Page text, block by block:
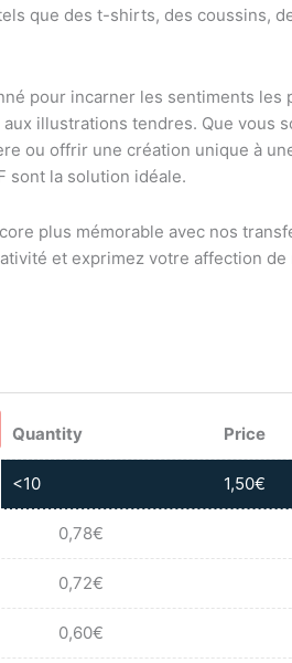
que des t-shirts, des coussins,
pour incarner les sentiments les
illustrations tendres. Que vous
ou offrir une création unique à
sont la solution idéale.
plus mémorable avec nos
et exprimez votre affection
Quantity Price
<10 1,50€
0,78€
0,72€
0,60€